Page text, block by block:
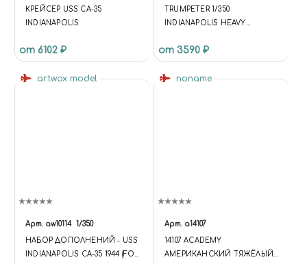
КРЕЙСЕР USS CA-35
INDIANAPOLIS
от 6102 ₽
TRUMPETER 1/350
INDIANAPOLIS HEAVY
TRUMPETER 1/350
INDIANAPOLIS HEAVY
CRUISER CA-35 05327
от 3590 ₽
artwox model
Арт. aw10114 1/350
НАБОР ДОПОЛНЕНИЙ - USS
INDIANAPOLIS CA-35 1944 (FOR
noname
Арт. a14107
14107 ACADEMY
АМЕРИКАНСКИЙ ТЯЖЁЛЫЙ